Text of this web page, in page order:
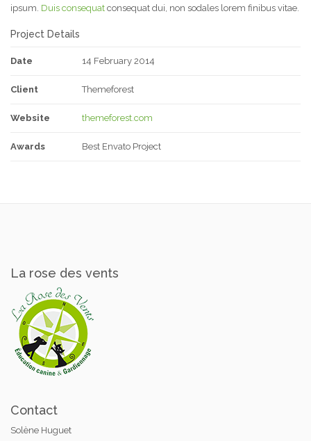
ipsum. Duis consequat consequat dui, non sodales lorem finibus vitae.
Project Details
Date 14 February 2014
Client Themeforest
Website themeforest.com
Awards Best Envato Project
La rose des vents
Contact
Solène Huguet